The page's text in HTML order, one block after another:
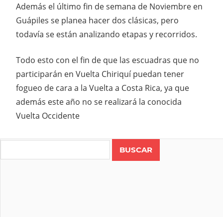
Además el último fin de semana de Noviembre en
Guápiles se planea hacer dos clásicas, pero
todavía se están analizando etapas y recorridos.
Todo esto con el fin de que las escuadras que no
participarán en Vuelta Chiriquí puedan tener
fogueo de cara a la Vuelta a Costa Rica, ya que
además este año no se realizará la conocida
Vuelta Occidente